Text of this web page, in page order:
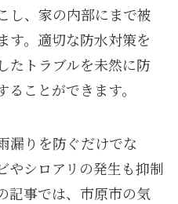
し、家の内部にまで被
す。適切な防水対策を
たトラブルを未然に防
ことができます。
漏りを防ぐだけでな
やシロアリの発生も抑制
記事では、市原市の気